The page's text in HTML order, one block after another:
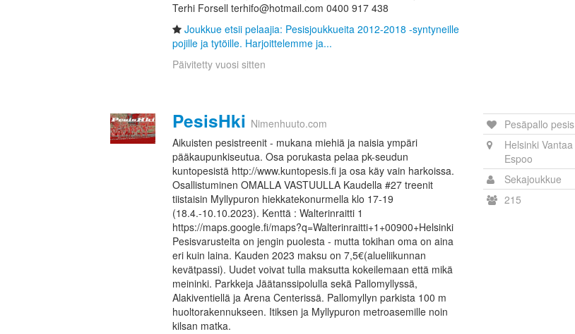
Terhi Forsell terhifo@hotmail.com 0400 917 438
Joukkue etsii pelaajia: Pesisjoukkueita 2012-2018 -syntyneille
pojille ja tytöille. Harjoittelemme ja...
Päivitetty vuosi sitten
PesisHki Nimenhuuto.com
Aikuisten pesistreenit - mukana miehiä ja naisia ympäri
pääkaupunkiseutua. Osa porukasta pelaa pk-seudun
kuntopesistä http://www.kuntopesis.fi ja osa käy vain harkoissa.
Osallistuminen OMALLA VASTUULLA Kaudella #27 treenit
tiistaisin Myllypuron hiekkatekonurmella klo 17-19
(18.4.-10.10.2023). Kenttä : Walterinraitti 1
https://maps.google.fi/maps?q=Walterinraitti+1+00900+Helsinki
Pesisvarusteita on jengin puolesta - mutta tokihan oma on aina
eri kuin laina. Kauden 2023 maksu on 7,5€(alueliikunnan
kevätpassi). Uudet voivat tulla maksutta kokeilemaan että mikä
meininki. Parkkeja Jäätanssipolulla sekä Pallomyllyssä,
Alakiventiellä ja Arena Centerissä. Pallomyllyn parkista 100 m
huoltorakennukseen. Itiksen ja Myllypuron metroasemille noin
kilsan matka.
Pesäpallo pesis
Helsinki Vantaa
Espoo
Sekajoukkue
215